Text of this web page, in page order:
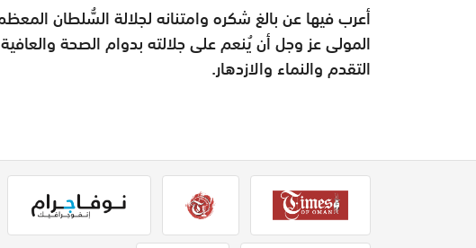
أعرب فيها عن بالغ شكره وامتنانه لجلالة السُّلطان
المولى عز وجل أن يُنعم على جلالته بدوام الصحة
التقدم والنماء والازدهار.